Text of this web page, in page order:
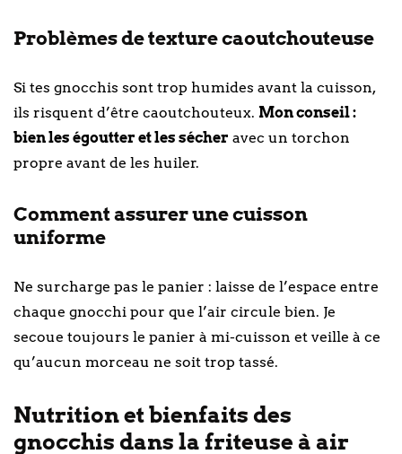
Problèmes de texture caoutchouteuse
Si tes gnocchis sont trop humides avant la cuisson,
ils risquent d’être caoutchouteux. Mon conseil :
bien les égoutter et les sécher avec un torchon
propre avant de les huiler.
Comment assurer une cuisson
uniforme
Ne surcharge pas le panier : laisse de l’espace entre
chaque gnocchi pour que l’air circule bien. Je
secoue toujours le panier à mi-cuisson et veille à ce
qu’aucun morceau ne soit trop tassé.
Nutrition et bienfaits des
gnocchis dans la friteuse à air